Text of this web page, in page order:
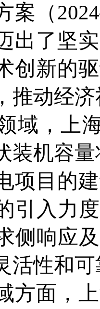
案（
出了坚
创新的
推动经
，上海
装机容
项目的
引入力
侧响应
活性和
面，上